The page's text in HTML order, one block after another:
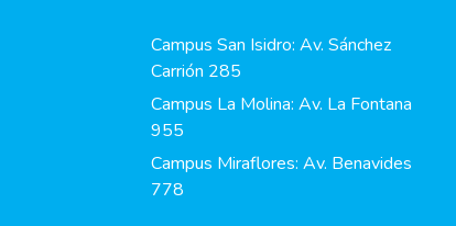
Campus San Isidro: Av. Sánchez
Carrión 285
Campus La Molina: Av. La Fontana
955
Campus Miraflores: Av. Benavides
778